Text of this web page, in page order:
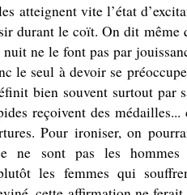
atteignent vite l’état
durant le coït. On dit même
ne le font pas par
le seul à devoir se
bien souvent surtout par
reçoivent des
Pour ironiser, on
ne sont pas les hommes
les femmes qui